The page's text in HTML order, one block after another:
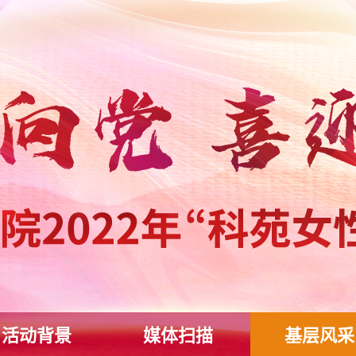
活动背景 媒体扫描 基层风采